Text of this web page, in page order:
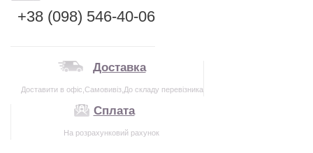
+38 (098) 546-40-06
Доставка
Доставити в офіс,Самовивіз,До складу перевізника
Сплата
На розрахунковий рахунок